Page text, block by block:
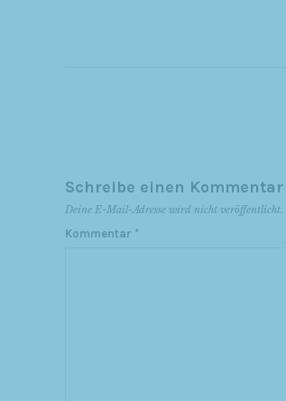
Schreibe einen Kommentar
Deine E-Mail-Adresse wird nicht veröffentlicht.
Kommentar *